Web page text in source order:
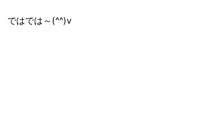
ではでは～(^^)v